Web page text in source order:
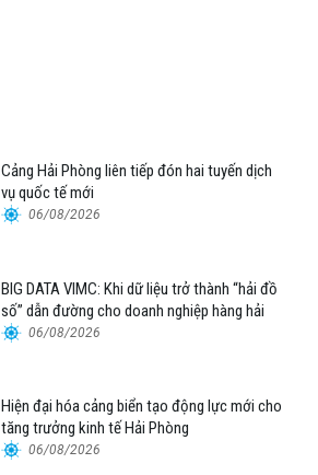
Cảng Hải Phòng liên tiếp đón hai tuyến dịch
vụ quốc tế mới
06/08/2026
BIG DATA VIMC: Khi dữ liệu trở thành “hải đồ
số” dẫn đường cho doanh nghiệp hàng hải
06/08/2026
Hiện đại hóa cảng biển tạo động lực mới cho
tăng trưởng kinh tế Hải Phòng
06/08/2026